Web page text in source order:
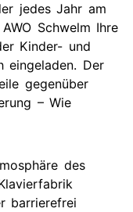
jedes Jahr am
Schwelm Ihre
Kinder- und
eingeladen. Der
gegenüber
– Wie
des
barrierefrei